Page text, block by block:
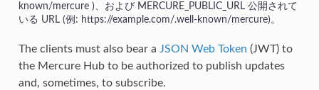
known/mercure )、および MERCURE_PUBLIC_URL 公開されて
いる URL (例: https://example.com/.well-known/mercure)。
The clients must also bear a JSON Web Token (JWT) to
the Mercure Hub to be authorized to publish updates
and, sometimes, to subscribe.